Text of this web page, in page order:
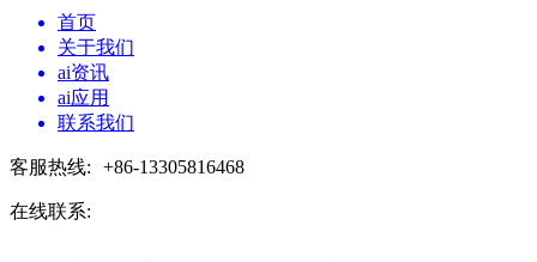
首页
关于我们
ai资讯
ai应用
联系我们
客服热线: +86-13305816468
在线联系: